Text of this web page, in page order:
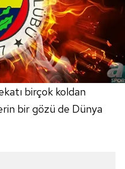
birçok koldan
bir gözü de Dünya